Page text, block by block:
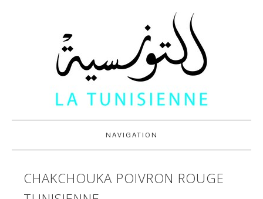
NAVIGATION
CHAKCHOUKA POIVRON ROUGE